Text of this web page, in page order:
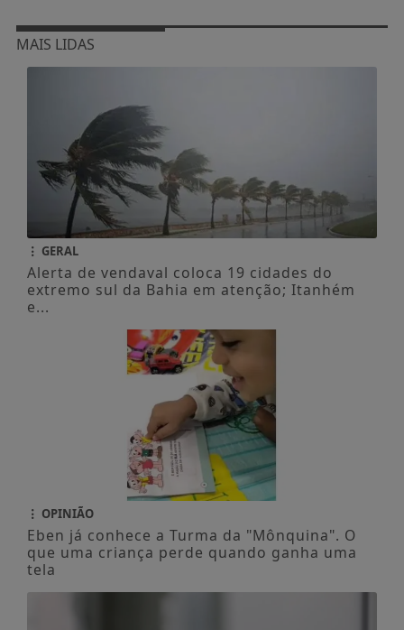
MAIS LIDAS
GERAL
Alerta de vendaval coloca 19 cidades do
extremo sul da Bahia em atenção; Itanhém
e...
OPINIÃO
Eben já conhece a Turma da "Mônquina". O
que uma criança perde quando ganha uma
tela